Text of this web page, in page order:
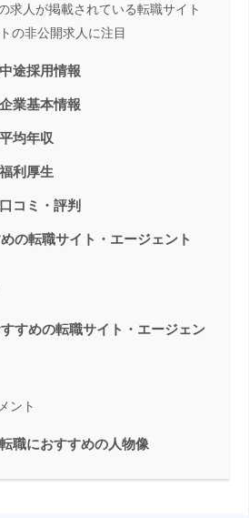
求人が掲載されている転職サイト
の非公開求人に注目
途採用情報
業基本情報
均年収
利厚生
コミ・評判
の転職サイト・エージェント
すめの転職サイト・エージェン
ント
職におすすめの人物像